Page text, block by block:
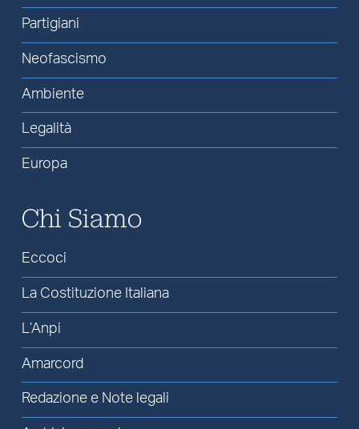
Partigiani
Neofascismo
Ambiente
Legalità
Europa
Chi Siamo
Eccoci
La Costituzione Italiana
L’Anpi
Amarcord
Redazione e Note legali